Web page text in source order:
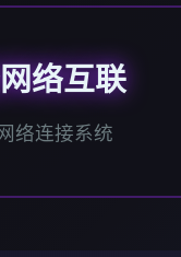
络互联
络连接系统